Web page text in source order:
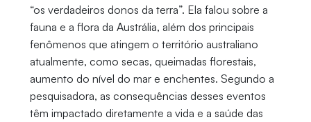
“os verdadeiros donos da terra”. Ela falou sobre a
fauna e a flora da Austrália, além dos principais
fenômenos que atingem o território australiano
atualmente, como secas, queimadas florestais,
aumento do nível do mar e enchentes. Segundo a
pesquisadora, as consequências desses eventos
têm impactado diretamente a vida e a saúde das